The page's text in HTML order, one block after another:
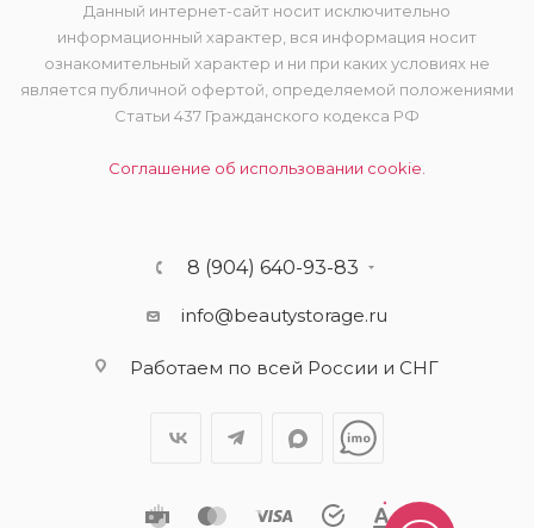
Данный интернет-сайт носит исключительно
информационный характер, вся информация носит
ознакомительный характер и ни при каких условиях не
является публичной офертой, определяемой положениями
Статьи 437 Гражданского кодекса РФ
Соглашение об использовании cookie.
8 (904) 640-93-83
info@beautystorage.ru
Работаем по всей России и СНГ